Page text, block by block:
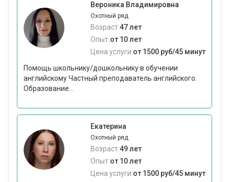
Вероника Владимировна
Охотный ряд
Возраст:47 лет
Опыт:от 10 лет
Цена услуги:от 1500 руб/45 минут
Помощь школьнику/дошкольнику в обучении
английскому Частный преподаватель английского.
Образование...
Екатерина
Охотный ряд
Возраст:49 лет
Опыт:от 10 лет
Цена услуги:от 1500 руб/45 минут